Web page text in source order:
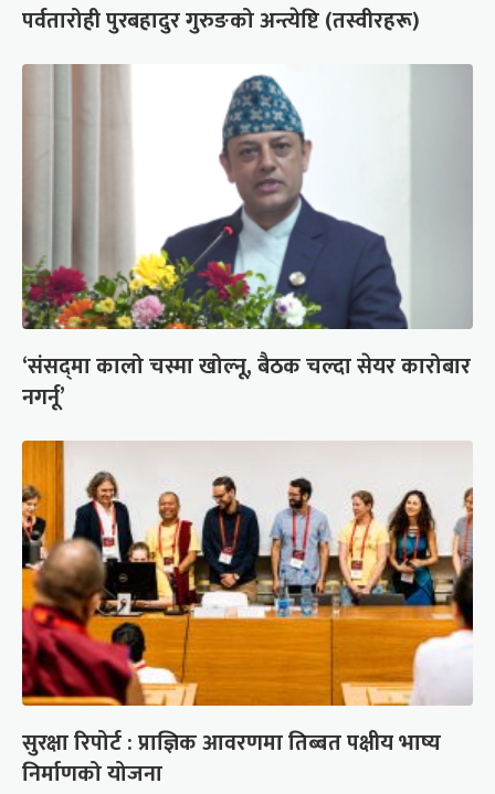
पर्वतारोही पुरबहादुर गुरुङको अन्त्येष्टि (तस्वीरहरू)
‘संसद्‍मा कालो चस्मा खोल्नू, बैठक चल्दा सेयर कारोबार
नगर्नू’
सुरक्षा रिपोर्ट : प्राज्ञिक आवरणमा तिब्बत पक्षीय भाष्य
निर्माणको योजना